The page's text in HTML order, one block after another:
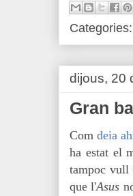
Categories:
dijous, 20
Gran
Comdeia
ha estat el
tampoc vull
que l'Asus